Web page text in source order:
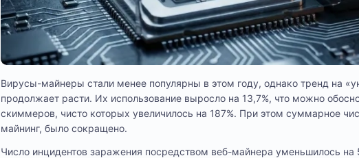
Вирусы-майнеры стали менее популярны в этом году, однако тренд на
продолжает расти. Их использование выросло на 13,7%, что можно
скиммеров, чисто которых увеличилось на 187%. При этом суммарное
майнинг, было сокращено.
Число инцидентов заражения посредством веб-майнера уменьшилось